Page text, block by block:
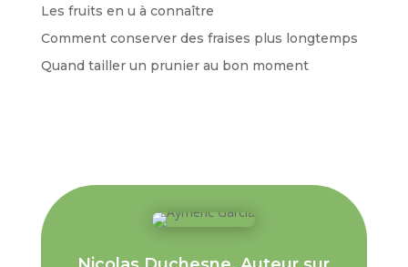
Les fruits en u à connaître
Comment conserver des fraises plus longtemps
Quand tailler un prunier au bon moment